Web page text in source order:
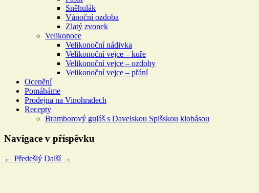
Sněhulák
Vánoční ozdoba
Zlatý zvonek
Velikonoce
Velikonoční nádivka
Velikonoční vejce – kuře
Velikonoční vejce – ozdoby
Velikonoční vejce – přání
Ocenění
Pomáháme
Prodejna na Vinohradech
Recepty
Bramborový guláš s Davelskou Spišskou klobásou
Navigace v příspěvku
← Předešlý Další →